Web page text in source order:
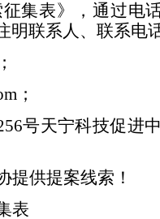
集表》，通过电话
联系人、联系电话
；
；
号天宁科技促进
提供提案线索！
表